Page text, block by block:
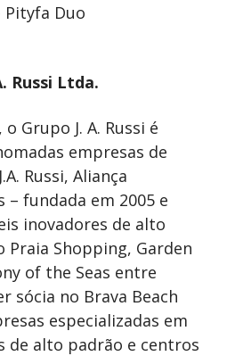
Pityfa Duo
Russi Ltda.
Grupo J. A. Russi é
empresas de
Russi, Aliança
– fundada em 2005 e
inovadores de alto
Praia Shopping, Garden
of the Seas entre
sócia no Brava Beach
especializadas em
de alto padrão e centros